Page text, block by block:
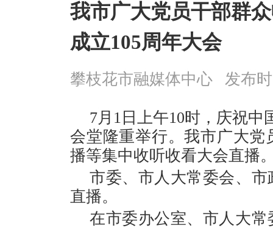
我市广大党员干部群
成立105周年大会
攀枝花市融媒体中心 发布
7月1日上午10时，庆祝中
会堂隆重举行。我市广大
播等集中收听收看大会直播
市委、市人大常委会、
直播。
在市委办公室、市人大